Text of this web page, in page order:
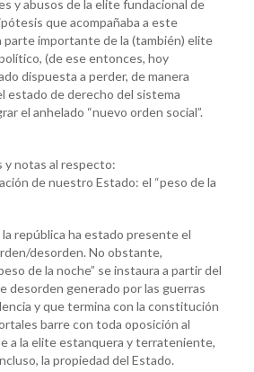
y abusos de la elite fundacional de
que acompañaba a este
parte importante de la (también) elite
(de ese entonces, hoy
dispuesta a perder, de manera
estado de derecho del sistema
el anhelado “nuevo orden social”.
y notas al respecto:
de nuestro Estado: el “peso de la
república ha estado presente el
desorden. No obstante,
de la noche” se instaura a partir del
desorden generado por las guerras
y que termina con la constitución
barre con toda oposición al
a la elite estanquera y terrateniente,
la propiedad del Estado.